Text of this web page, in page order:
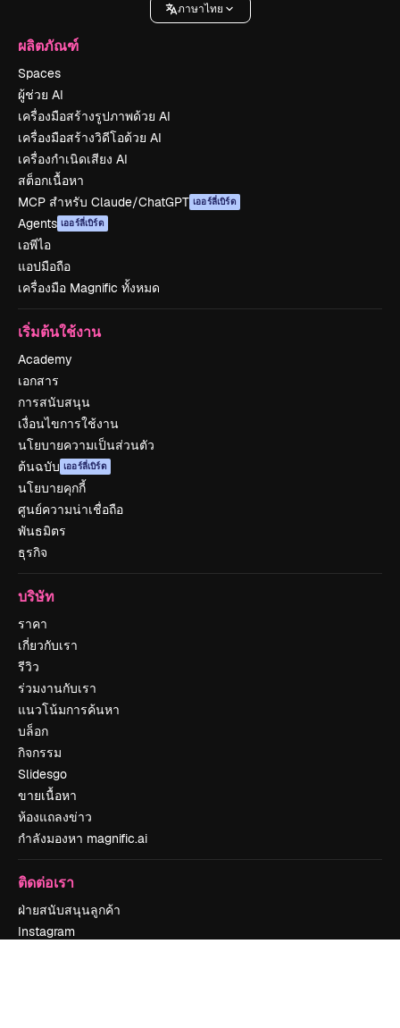
ภาษาไทย
ผลิตภัณฑ์
Spaces
ผู้ช่วย AI
เครื่องมือสร้างรูปภาพด้วย AI
เครื่องมือสร้างวิดีโอด้วย AI
เครื่องกำเนิดเสียง AI
สต็อกเนื้อหา
MCP สำหรับ Claude/ChatGPT เออร์ลี่เบิร์ด
Agents เออร์ลี่เบิร์ด
เอพีไอ
แอปมือถือ
เครื่องมือ Magnific ทั้งหมด
เริ่มต้นใช้งาน
Academy
เอกสาร
การสนับสนุน
เงื่อนไขการใช้งาน
นโยบายความเป็นส่วนตัว
ต้นฉบับ เออร์ลี่เบิร์ด
นโยบายคุกกี้
ศูนย์ความน่าเชื่อถือ
พันธมิตร
ธุรกิจ
บริษัท
ราคา
เกี่ยวกับเรา
รีวิว
ร่วมงานกับเรา
แนวโน้มการค้นหา
บล็อก
กิจกรรม
Slidesgo
ขายเนื้อหา
ห้องแถลงข่าว
กำลังมองหา magnific.ai
ติดต่อเรา
ฝ่ายสนับสนุนลูกค้า
Instagram